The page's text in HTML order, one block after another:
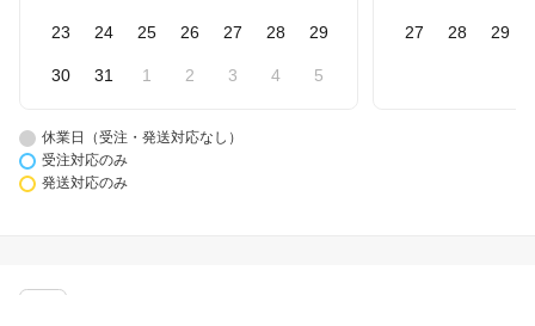
23 24 25 26 27 28 29
30 31 1 2 3 4 5
27 28 29
休業日（受注・発送対応なし）
受注対応のみ
発送対応のみ